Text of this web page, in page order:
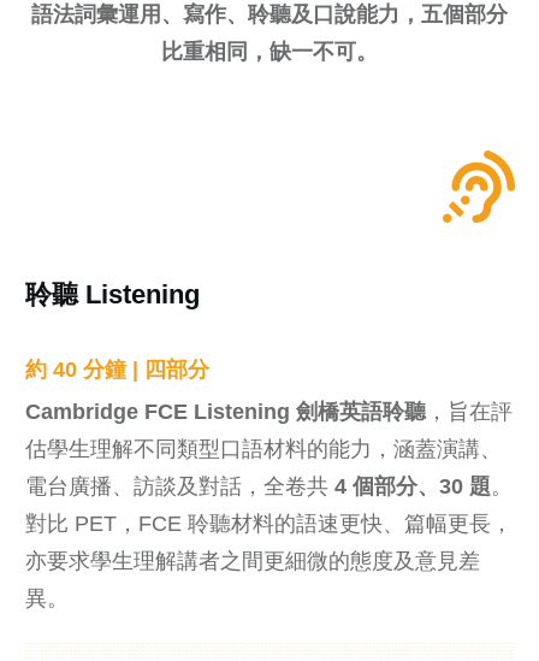
語法詞彙運用、寫作、聆聽及口說能力，五個部分
比重相同 ，缺一不可。
聆聽 Listening
約 40 分鐘 | 四部分
Cambridge FCE Listening 劍橋英語聆聽，旨在評
估學生理解不同類型口語材料的能力，涵蓋演講、
電台廣播、訪談及對話，全卷共 4 個部分、30 題。
對比 PET，FCE 聆聽材料的語速更快、篇幅更長，
亦要求學生理解講者之間更細微的態度及意見差
異。